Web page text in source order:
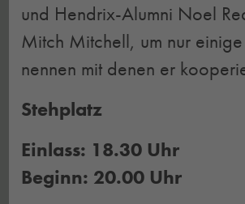
und Hendrix-Alumni Noel
Mitch Mitchell, um nur einige
nennen mit denen er
Stehplatz
Einlass: 18.30 Uhr
Beginn: 20.00 Uhr